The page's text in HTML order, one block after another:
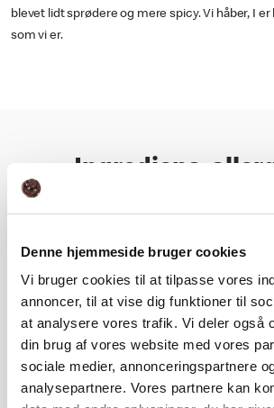
Denne hjemmeside bruger cookies
Vi bruger cookies til at tilpasse vores
annoncer, til at vise dig funktioner til
at analysere vores trafik. Vi deler også
din brug af vores website med vores
sociale medier, annonceringspartnere
analysepartnere. Vores partnere kan
blevet lidt sprødere og mere spicy. Vi håber, I
som vi er.
Ingrediens,
Næringsindhold
Ingrediens- og